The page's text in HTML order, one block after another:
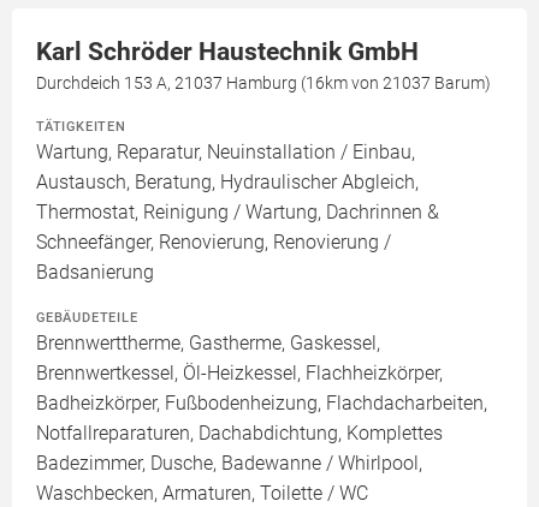
Karl Schröder Haustechnik GmbH
Durchdeich 153 A, 21037 Hamburg (16km von 21037 Barum)
TÄTIGKEITEN
Wartung, Reparatur, Neuinstallation / Einbau,
Austausch, Beratung, Hydraulischer Abgleich,
Thermostat, Reinigung / Wartung, Dachrinnen &
Schneefänger, Renovierung, Renovierung /
Badsanierung
GEBÄUDETEILE
Brennwerttherme, Gastherme, Gaskessel,
Brennwertkessel, Öl-Heizkessel, Flachheizkörper,
Badheizkörper, Fußbodenheizung, Flachdacharbeiten,
Notfallreparaturen, Dachabdichtung, Komplettes
Badezimmer, Dusche, Badewanne / Whirlpool,
Waschbecken, Armaturen, Toilette / WC